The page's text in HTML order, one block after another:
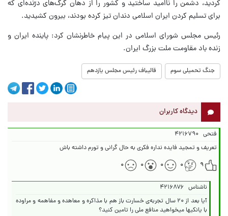
کردید، دشمن را ناامید ساختید و کشور را از دهان گرگ‌های درّنده‌ای که
برای تسلیم کردن ایران اسلامی دندان تیز کرده بودند، بیرون کشیدید.
رئیس مجلس شورای اسلامی در این پیام خاطرنشان کرد: پاینده ایران و
زنده باد مقاومت ملت بزرگ ایران.
جنگ تحمیلی سوم قالیباف رئیس مجلس یازدهم
دیدگاه کاربران
فتحی ۴۲۱۶۷۹۰
تعریف و تمجید فایده نداره فکری به حال گرانی و تورم داشته باش
۹
۰ ۰ ۰ ۰
ناشناس ۴۲۱۶۸۷۶
آیا بعد از ۲۰ سال تجربه‌ی خسارت باز هم با مذاکره و معاهده و مفاهمه و مراوده
با یانکیها میخواهید منافع ملی را تامین کنید؟